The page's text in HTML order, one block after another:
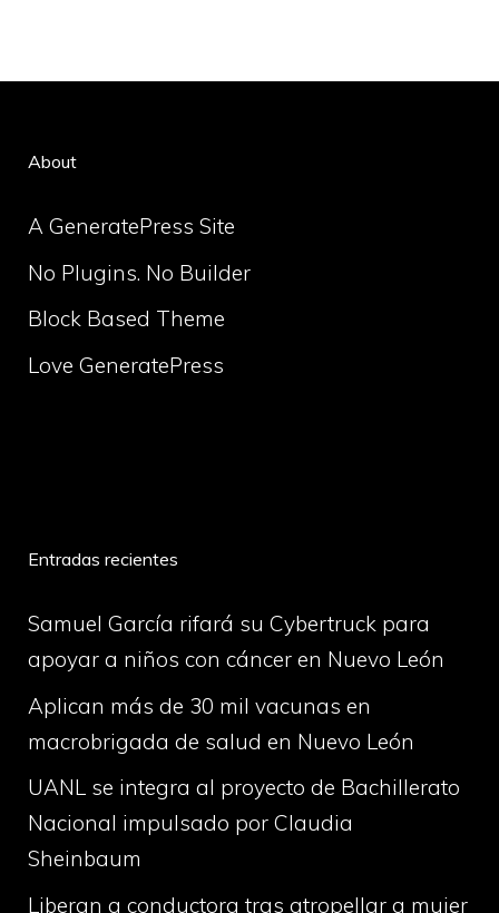
About
A GeneratePress Site
No Plugins. No Builder
Block Based Theme
Love GeneratePress
Entradas recientes
Samuel García rifará su Cybertruck para
apoyar a niños con cáncer en Nuevo León
Aplican más de 30 mil vacunas en
macrobrigada de salud en Nuevo León
UANL se integra al proyecto de Bachillerato
Nacional impulsado por Claudia
Sheinbaum
Liberan a conductora tras atropellar a mujer